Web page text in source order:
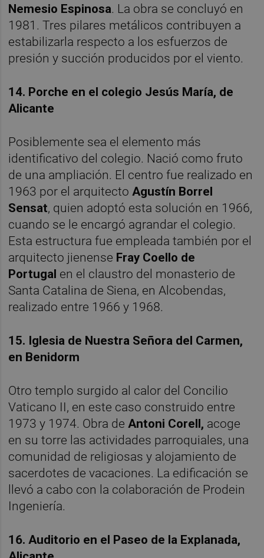
Nemesio Espinosa. La obra se concluyó en
1981. Tres pilares metálicos contribuyen a
estabilizarla respecto a los esfuerzos de
presión y succión producidos por el viento.
14. Porche en el colegio Jesús María, de
Alicante
Posiblemente sea el elemento más
identificativo del colegio. Nació como fruto
de una ampliación. El centro fue realizado en
1963 por el arquitectoAgustín Borrel
Sensat, quien adoptó esta solución en 1966,
cuando se le encargó agrandar el colegio.
Esta estructura fue empleada también por el
arquitecto jienense Fray Coello de
Portugal en el claustro del monasterio de
Santa Catalina de Siena, en Alcobendas,
realizado entre 1966 y 1968.
15. Iglesia de Nuestra Señora del Carmen,
en Benidorm
Otro templo surgido al calor del Concilio
Vaticano II, en este caso construido entre
1973 y 1974. Obra deAntoni Corell, acoge
en su torre las actividades parroquiales, una
comunidad de religiosas y alojamiento de
sacerdotes de vacaciones. La edificación se
llevó a cabo con la colaboración de Prodein
Ingeniería.
16. Auditorio en el Paseo de la Explanada,